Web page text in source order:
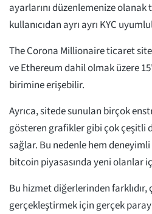
ayarlarını düzenlemenize olanak
kullanıcıdan ayrı ayrı KYC
The Corona Millionaire ticaret
ve Ethereum dahil olmak üzere
birimine erişebilir.
Ayrıca, sitede sunulan birçok
gösteren grafikler gibi çok çeşitli
sağlar. Bu nedenle hem deneyimli
bitcoin piyasasında yeni olanlar
Bu hizmet diğerlerinden farklıdır,
gerçekleştirmek için gerçek